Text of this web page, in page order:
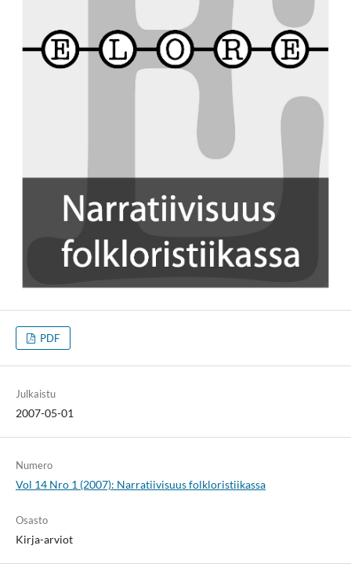
PDF
Julkaistu
2007-05-01
Numero
Vol 14 Nro 1 (2007): Narratiivisuus folkloristiikassa
Osasto
Kirja-arviot